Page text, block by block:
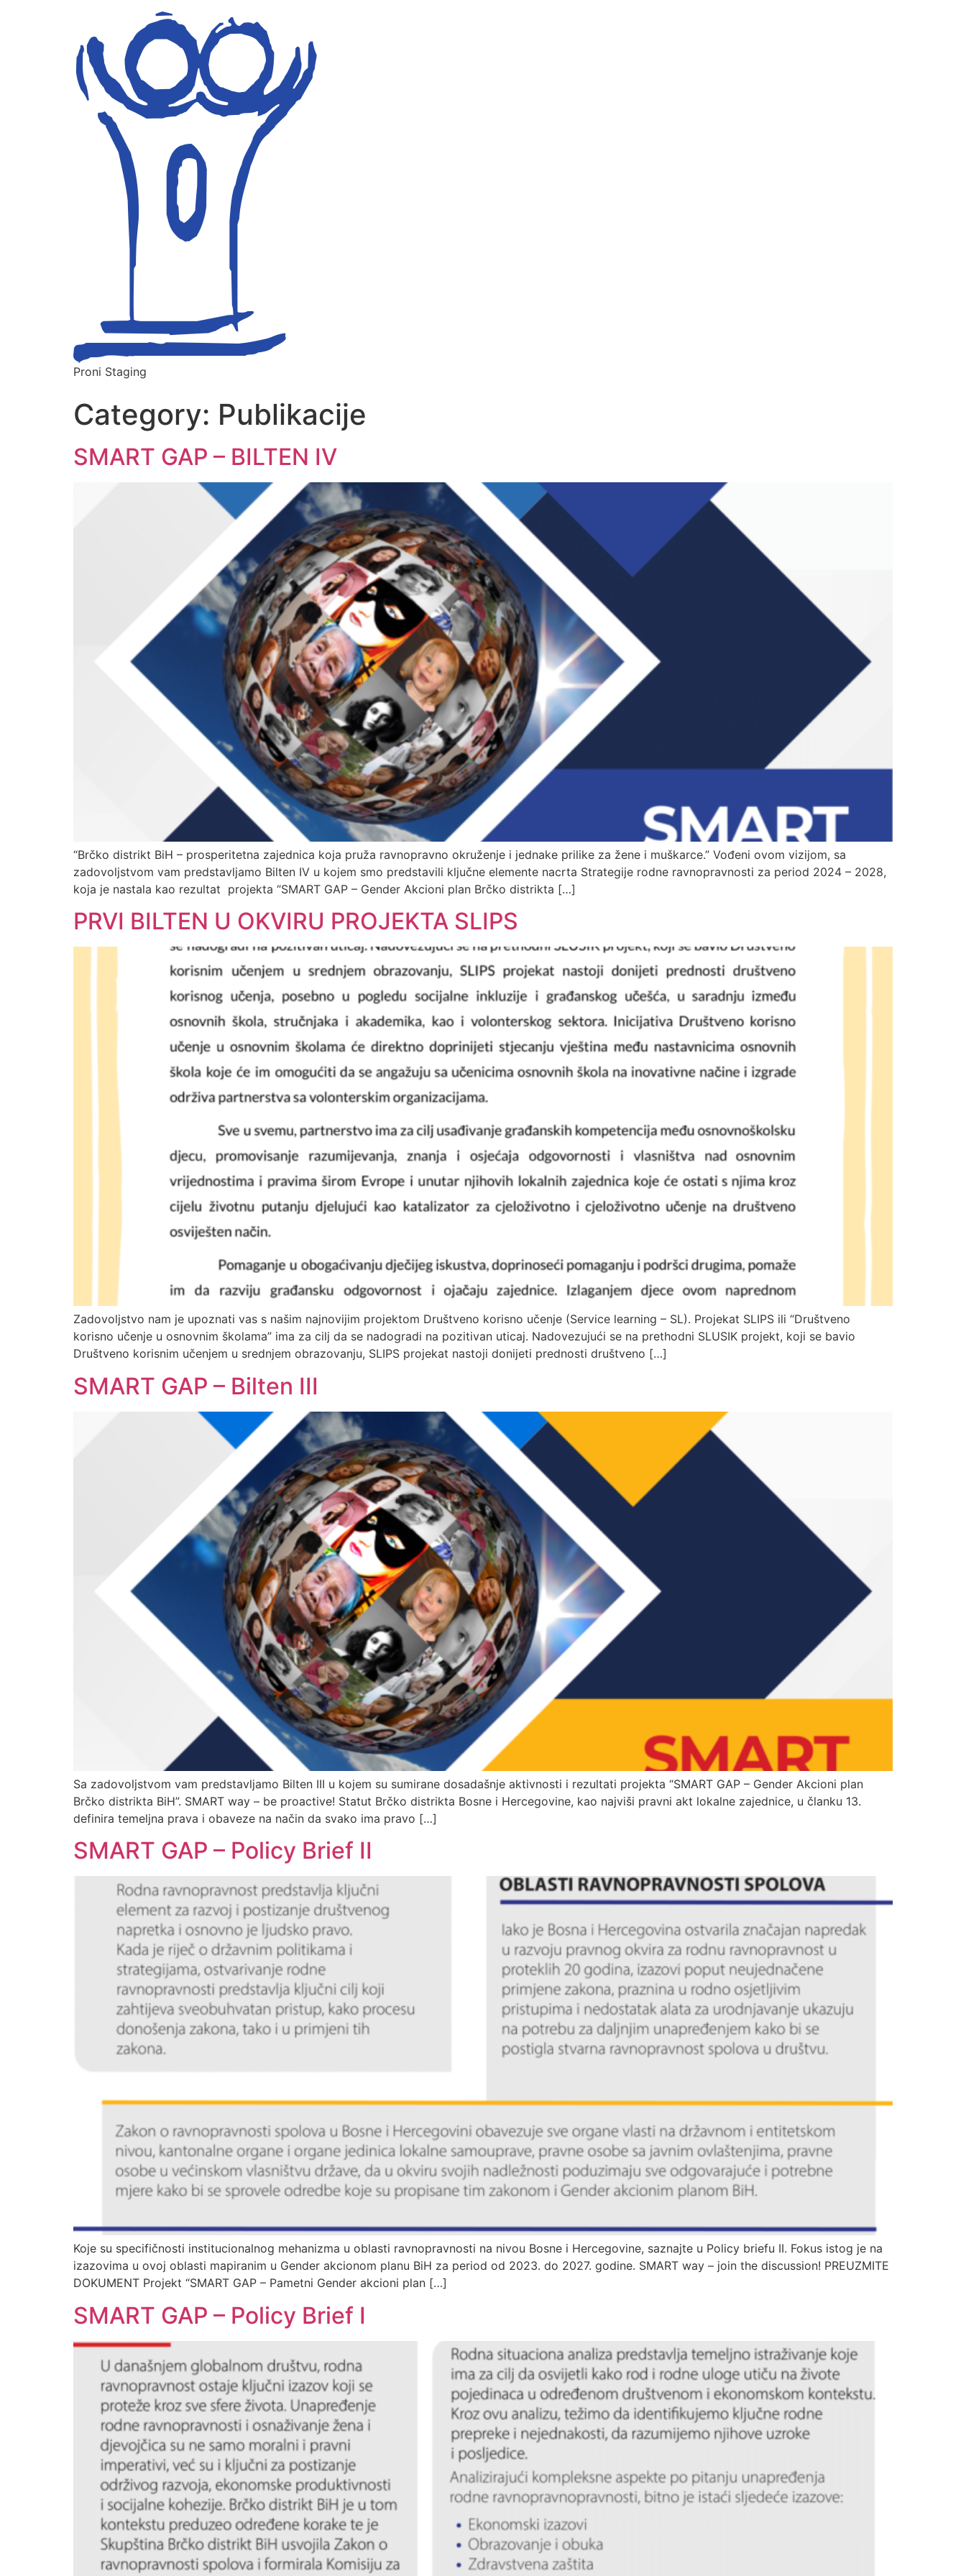
Proni Staging
Category: Publikacije
SMART GAP – BILTEN IV
“Brčko distrikt BiH – prosperitetna zajednica koja pruža ravnopravno okruženje i jednake prilike za žene i muškarce.” Vođeni ovom vizijom, sa
zadovoljstvom vam predstavljamo Bilten IV u kojem smo predstavili ključne elemente nacrta Strategije rodne ravnopravnosti za period 2024 – 2028,
koja je nastala kao rezultat projekta “SMART GAP – Gender Akcioni plan Brčko distrikta […]
PRVI BILTEN U OKVIRU PROJEKTA SLIPS
Zadovoljstvo nam je upoznati vas s našim najnovijim projektom Društveno korisno učenje (Service learning – SL). Projekat SLIPS ili “Društveno
korisno učenje u osnovnim školama” ima za cilj da se nadogradi na pozitivan uticaj. Nadovezujući se na prethodni SLUSIK projekt, koji se bavio
Društveno korisnim učenjem u srednjem obrazovanju, SLIPS projekat nastoji donijeti prednosti društveno […]
SMART GAP – Bilten III
Sa zadovoljstvom vam predstavljamo Bilten III u kojem su sumirane dosadašnje aktivnosti i rezultati projekta “SMART GAP – Gender Akcioni plan
Brčko distrikta BiH”. SMART way – be proactive! Statut Brčko distrikta Bosne i Hercegovine, kao najviši pravni akt lokalne zajednice, u članku 13.
definira temeljna prava i obaveze na način da svako ima pravo […]
SMART GAP – Policy Brief II
Koje su specifičnosti institucionalnog mehanizma u oblasti ravnopravnosti na nivou Bosne i Hercegovine, saznajte u Policy briefu II. Fokus istog je na
izazovima u ovoj oblasti mapiranim u Gender akcionom planu BiH za period od 2023. do 2027. godine. SMART way – join the discussion! PREUZMITE
DOKUMENT Projekt “SMART GAP – Pametni Gender akcioni plan […]
SMART GAP – Policy Brief I